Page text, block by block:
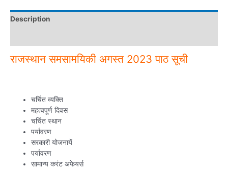
Description
राजस्थान समसामयिकी अगस्त 2023 पाठ सूची
चर्चित व्यक्ति
महत्वपूर्ण दिवस
चर्चित स्थान
पर्यावरण
सरकारी योजनायें
पर्यावरण
सामान्य करंट अफेयर्स